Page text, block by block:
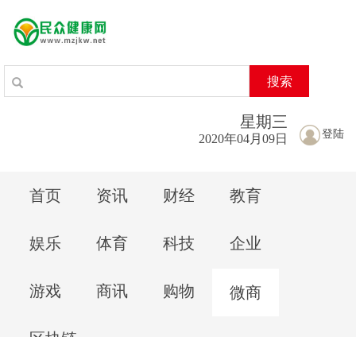
搜索
登陆
星期三
2020年04月09日
首页 资讯 财经 教育
娱乐 体育 科技 企业
游戏 商讯 购物 微商